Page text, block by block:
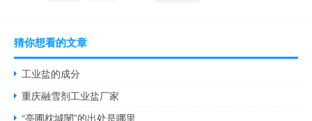
猜你想看的文章
工业盐的成分
重庆融雪剂工业盐厂家
“亭圃枕城闉”的出处是哪里